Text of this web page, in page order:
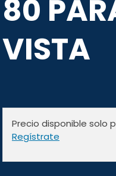
80
VISTA
Precio disponible solo
Regístrate